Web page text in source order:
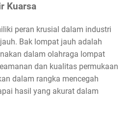
Kuarsa
peran krusial dalam industri
Bak lompat jauh adalah
dalam olahraga lompat
dan kualitas permukaan
dalam rangka mencegah
hasil yang akurat dalam